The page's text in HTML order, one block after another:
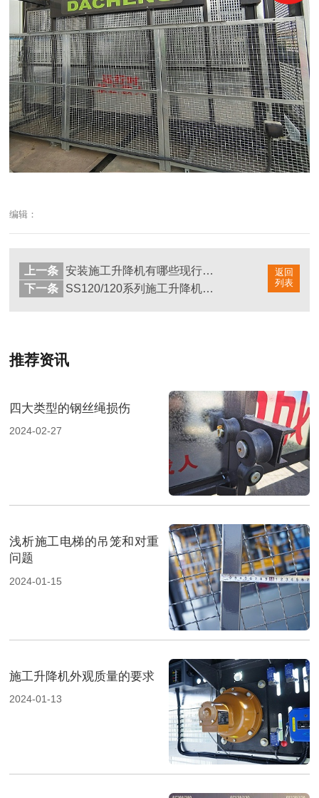
编辑：
返回
列表
上一条
安装施工升降机有哪些现行规定？
下一条
SS120/120系列施工升降机的优点
推荐资讯
四大类型的钢丝绳损伤
2024-02-27
浅析施工电梯的吊笼和对重
问题
2024-01-15
施工升降机外观质量的要求
2024-01-13